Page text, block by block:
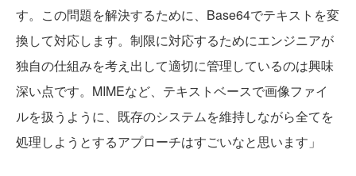
す。この問題を解決するために、Base64でテキストを変
換して対応します。制限に対応するためにエンジニアが
独自の仕組みを考え出して適切に管理しているのは興味
深い点です。MIMEなど、テキストベースで画像ファイ
ルを扱うように、既存のシステムを維持しながら全てを
処理しようとするアプローチはすごいなと思います」